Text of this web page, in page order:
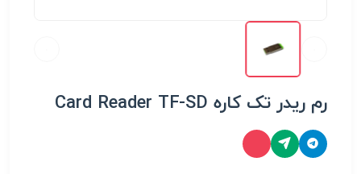
رم ریدر تک کاره Card Reader TF-SD